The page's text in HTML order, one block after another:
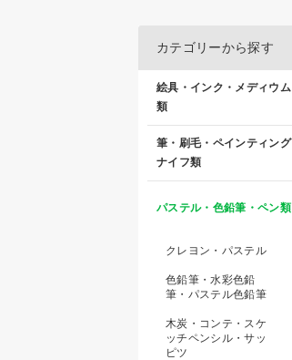
カテゴリーから探す
絵具・インク・メディウム
類
筆・刷毛・ペインティング
ナイフ類
パステル・色鉛筆・ペン類
クレヨン・パステル
色鉛筆・水彩色鉛
筆・パステル色鉛筆
木炭・コンテ・スケ
ッチペンシル・サッ
ピツ